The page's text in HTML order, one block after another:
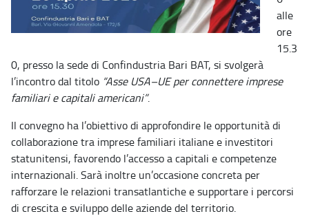
alle
ore
15.3
0, presso la sede di Confindustria Bari BAT, si svolgerà
l’incontro dal titolo “Asse USA–UE per connettere imprese
familiari e capitali americani”.
Il convegno ha l’obiettivo di approfondire le opportunità di
collaborazione tra imprese familiari italiane e investitori
statunitensi, favorendo l’accesso a capitali e competenze
internazionali. Sarà inoltre un’occasione concreta per
rafforzare le relazioni transatlantiche e supportare i percorsi
di crescita e sviluppo delle aziende del territorio.